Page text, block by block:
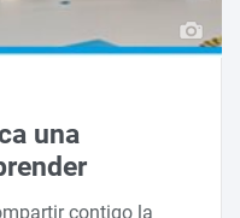
una
contigo la